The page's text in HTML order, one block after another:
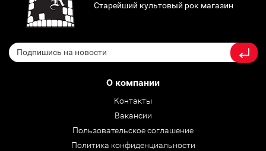
Старейший культовый рок магазин
О компании
Контакты
Вакансии
Пользовательское соглашение
Политика конфиденциальности